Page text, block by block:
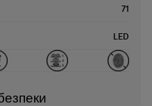
71
LED